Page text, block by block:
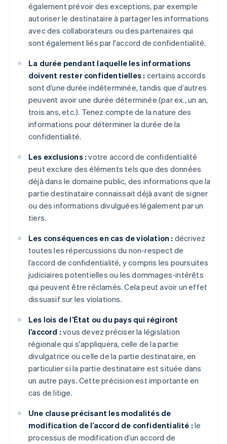
également prévoir des exceptions, par exemple
autoriser le destinataire à partager les informations
avec des collaborateurs ou des partenaires qui
sont également liés par l'accord de confidentialité.
La durée pendant laquelle les informations
doivent rester confidentielles : certains accords
sont d’une durée indéterminée, tandis que d’autres
peuvent avoir une durée déterminée (par ex., un an,
trois ans, etc.). Tenez compte de la nature des
informations pour déterminer la durée de la
confidentialité.
Les exclusions : votre accord de confidentialité
peut exclure des éléments tels que des données
déjà dans le domaine public, des informations que la
partie destinataire connaissait déjà avant de signer
ou des informations divulguées légalement par un
tiers.
Les conséquences en cas de violation : décrivez
toutes les répercussions du non-respect de
l’accord de confidentialité, y compris les poursuites
judiciaires potentielles ou les dommages-intérêts
qui peuvent être réclamés. Cela peut avoir un effet
dissuasif sur les violations.
Les lois de l’État ou du pays qui régiront
l’accord : vous devez préciser la législation
régionale qui s'appliquera, celle de la partie
divulgatrice ou celle de la partie destinataire, en
particulier si la partie destinataire est située dans
un autre pays. Cette précision est importante en
cas de litige.
Une clause précisant les modalités de
modification de l’accord de confidentialité : le
processus de modification d’un accord de